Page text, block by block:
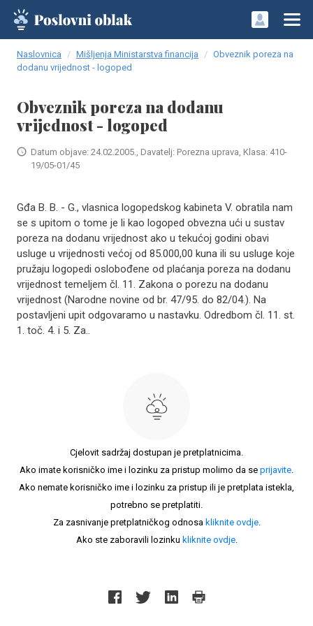
Naslovnica Mišljenja Ministarstva financija
Obveznik poreza na
dodanu vrijednost - logoped
Obveznik poreza na dodanu
vrijednost - logoped
Datum objave: 24.02.2005., Davatelj: Porezna uprava, Klasa: 410-
19/05-01/45
Gđa B. B. - G., vlasnica logopedskog kabineta V. obratila nam
se s upitom o tome je li kao logoped obvezna ući u sustav
poreza na dodanu vrijednost ako u tekućoj godini obavi
usluge u vrijednosti većoj od 85.000,00 kuna ili su usluge koje
pružaju logopedi oslobođene od plaćanja poreza na dodanu
vrijednost temeljem čl. 11. Zakona o porezu na dodanu
vrijednost (Narodne novine od br. 47/95. do 82/04.). Na
postavljeni upit odgovaramo u nastavku. Odredbom čl. 11. st.
1. toč. 4. i 5. Za..
Cjelovit sadržaj dostupan je pretplatnicima.
Ako imate korisničko ime i lozinku za pristup molimo da se prijavite.
Ako nemate korisničko ime i lozinku za pristup ili je pretplata istekla,
potrebno se pretplatiti.
Za zasnivanje pretplatničkog odnosa kliknite ovdje.
Ako ste zaboravili lozinku kliknite ovdje.